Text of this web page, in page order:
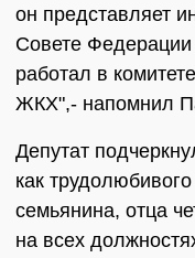
он представляет
Совете Федерации
работал в
ЖКХ",- напомнил
Депутат
как
семьянина, отца
на всех